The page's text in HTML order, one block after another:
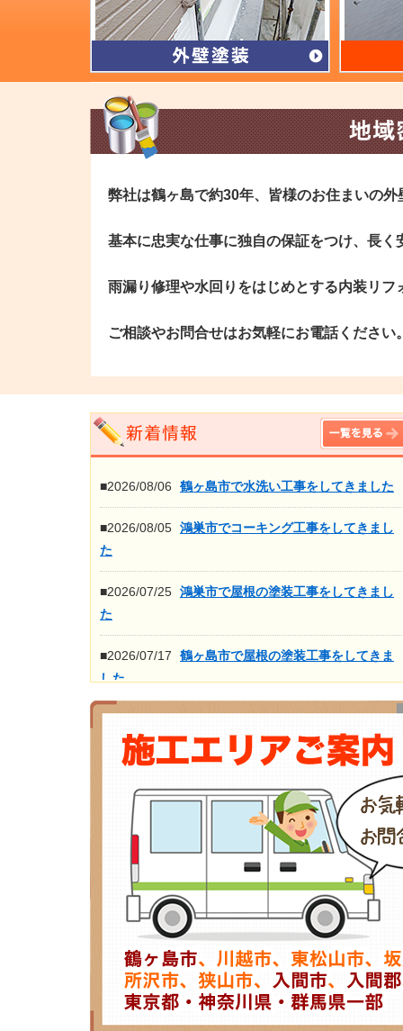
弊社は鶴ヶ島で約30年、皆様のお住まいの
基本に忠実な仕事に独自の保証をつけ、長
雨漏り修理や水回りをはじめとする内装リフ
ご相談やお問合せはお気軽にお電話ください
■2026/08/06 鶴ヶ島市で水洗い工事をしてきました
■2026/08/05 鴻巣市でコーキング工事をしてきまし
た
■2026/07/25 鴻巣市で屋根の塗装工事をしてきまし
た
■2026/07/17
鶴ヶ島市で屋根の塗装工事をしてきま
した
ました
もっと見る>>>